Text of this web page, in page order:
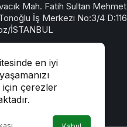
en iyi
için çerezler
Mah. Fatih Sultan Mehmet
İş Merkezi No:3/4 D:116
İSTANBUL